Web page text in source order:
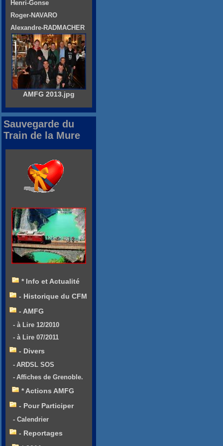
Henri-Gonse
Roger-NAVARO
Alexandre-RADMACHER
AMFG 2013.jpg
Sauvegarde du
Train de la Mure
* Info et Actualité
- Historique du CFM
- AMFG
- à Lire 12/2010
- à Lire 07/2011
- Divers
- ARDSL SOS
- Affiches de Grenoble.
* Actions AMFG
- Pour Participer
- Calendrier
- Reportages